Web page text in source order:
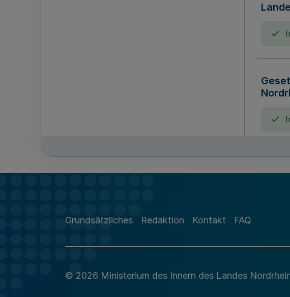
Grundsätzliches Redaktion Kontakt FAQ
© 2026 Ministerium des Innern des Landes